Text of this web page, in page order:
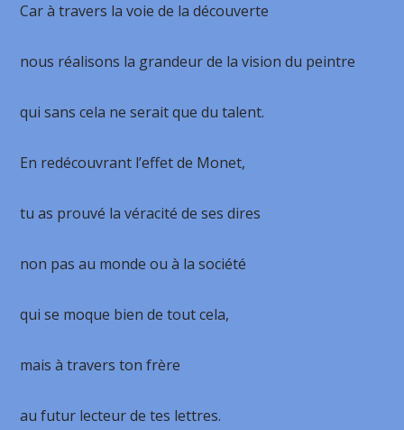
Car à travers la voie de la découverte
nous réalisons la grandeur de la vision du peintre
qui sans cela ne serait que du talent.
En redécouvrant l’effet de Monet,
tu as prouvé la véracité de ses dires
non pas au monde ou à la société
qui se moque bien de tout cela,
mais à travers ton frère
au futur lecteur de tes lettres.